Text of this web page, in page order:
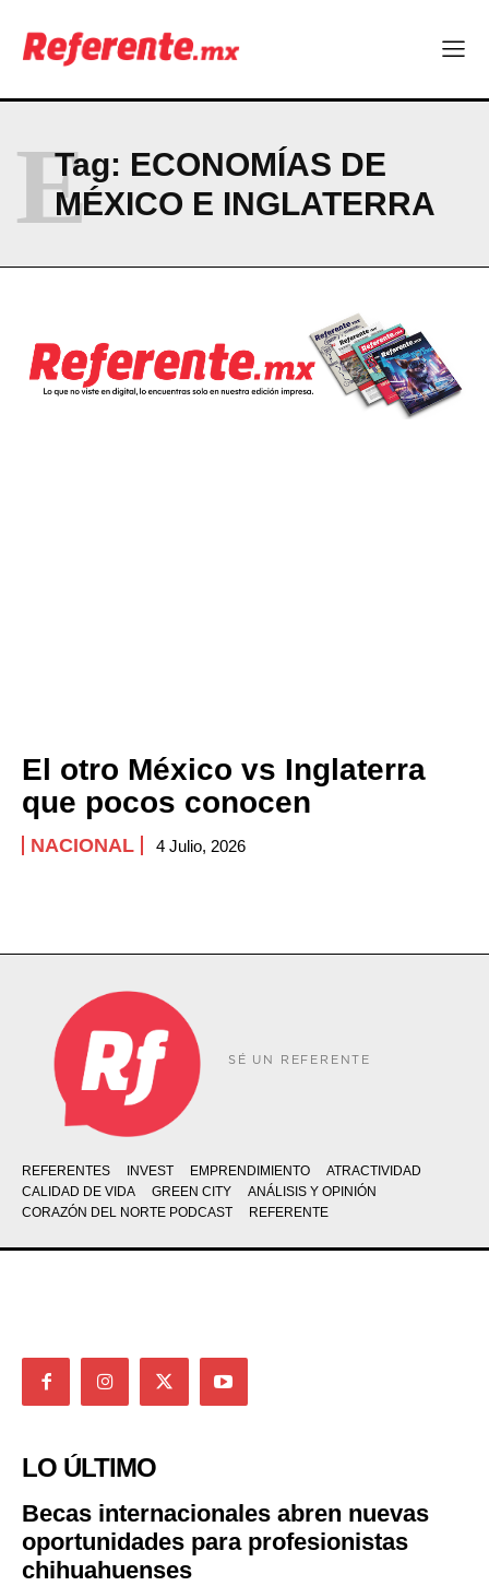
Linux nació como un hobby y hoy mueve la tecnología global
Más escuelas renovadas: fortalecen espacios para el regreso
Los 40 ya no son la mitad de la vida: son el nuevo punto de
CONTACT
PRIVACY POLICY
Tag: ECONOMÍAS DE
MÉXICO E INGLATERRA
E
El otro México vs Inglaterra
que pocos conocen
NACIONAL 4 Julio, 2026
SÉ UN REFERENTE
REFERENTES INVEST EMPRENDIMIENTO
ATRACTIVIDAD
CALIDAD DE VIDA
GREEN CITY
ANÁLISIS Y OPINIÓN
CORAZÓN DEL NORTE PODCAST
REFERENTE
LO ÚLTIMO
Becas internacionales abren nuevas
oportunidades para profesionistas
chihuahuenses